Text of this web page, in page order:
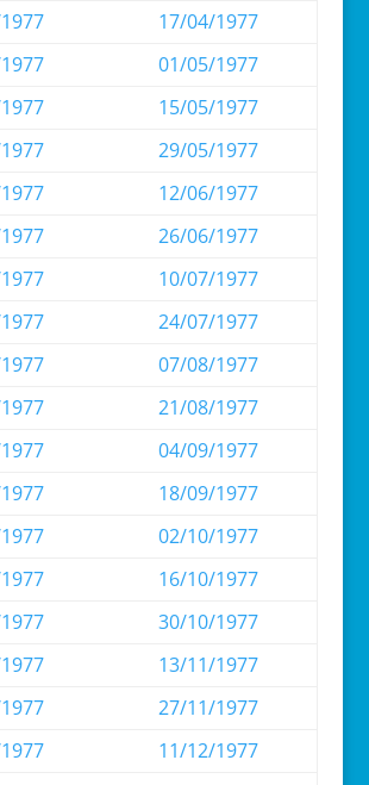
17/04/1977
01/05/1977
15/05/1977
29/05/1977
12/06/1977
26/06/1977
10/07/1977
24/07/1977
07/08/1977
21/08/1977
04/09/1977
18/09/1977
02/10/1977
16/10/1977
30/10/1977
13/11/1977
27/11/1977
11/12/1977